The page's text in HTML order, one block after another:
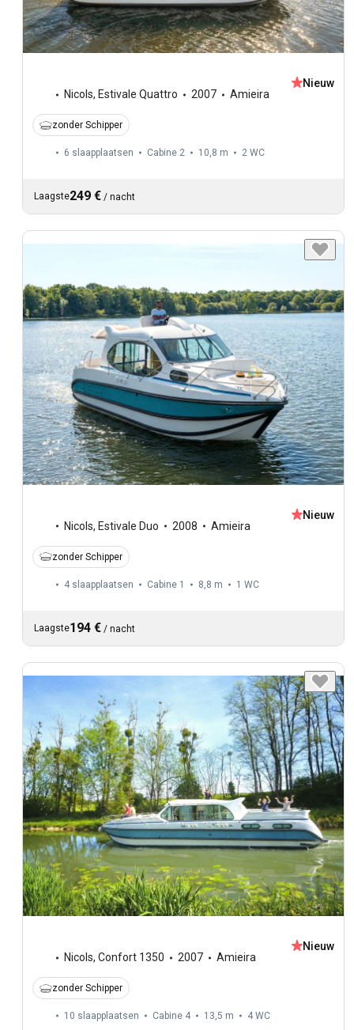
Nicols, Estivale Quattro 2007 Amieira
Nieuw
zonder Schipper
6 slaapplaatsen Cabine 2 10,8 m 2 WC
Laagste249 € / nacht
Nicols, Estivale Duo 2008 Amieira
Nieuw
zonder Schipper
4 slaapplaatsen Cabine 1 8,8 m 1 WC
Laagste194 € / nacht
Nicols, Confort 1350 2007 Amieira
Nieuw
zonder Schipper
10 slaapplaatsen Cabine 4 13,5 m 4 WC